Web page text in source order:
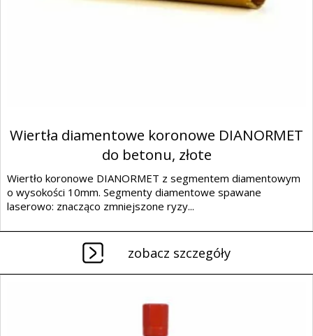
Wiertła diamentowe koronowe DIANORMET
do betonu, złote
Wiertło koronowe DIANORMET z segmentem diamentowym
o wysokości 10mm. Segmenty diamentowe spawane
laserowo: znacząco zmniejszone ryzy...
zobacz szczegóły